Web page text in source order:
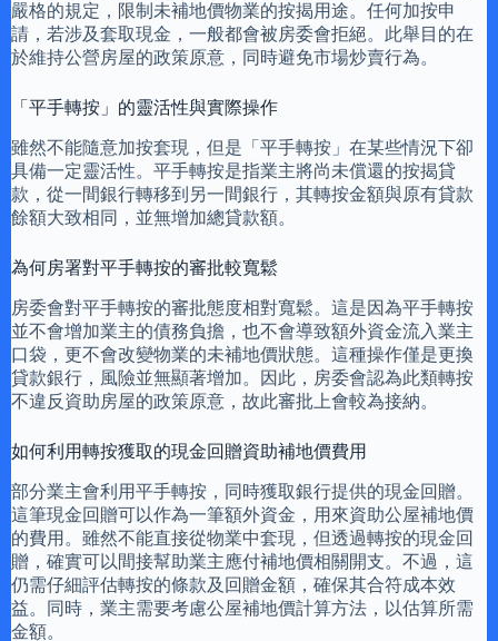
嚴格的規定，限制未補地價物業的按揭用途。任何加按申
請，若涉及套取現金，一般都會被房委會拒絕。此舉目的在
於維持公營房屋的政策原意，同時避免市場炒賣行為。
「平手轉按」的靈活性與實際操作
雖然不能隨意加按套現，但是「平手轉按」在某些情況下卻
具備一定靈活性。平手轉按是指業主將尚未償還的按揭貸
款，從一間銀行轉移到另一間銀行，其轉按金額與原有貸款
餘額大致相同，並無增加總貸款額。
為何房署對平手轉按的審批較寬鬆
房委會對平手轉按的審批態度相對寬鬆。這是因為平手轉按
並不會增加業主的債務負擔，也不會導致額外資金流入業主
口袋，更不會改變物業的未補地價狀態。這種操作僅是更換
貸款銀行，風險並無顯著增加。因此，房委會認為此類轉按
不違反資助房屋的政策原意，故此審批上會較為接納。
如何利用轉按獲取的現金回贈資助補地價費用
部分業主會利用平手轉按，同時獲取銀行提供的現金回贈。
這筆現金回贈可以作為一筆額外資金，用來資助公屋補地價
的費用。雖然不能直接從物業中套現，但透過轉按的現金回
贈，確實可以間接幫助業主應付補地價相關開支。不過，這
仍需仔細評估轉按的條款及回贈金額，確保其合符成本效
益。同時，業主需要考慮公屋補地價計算方法，以估算所需
金額。